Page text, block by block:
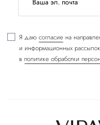
Я даю согласие на
и информационных
в политике обработки